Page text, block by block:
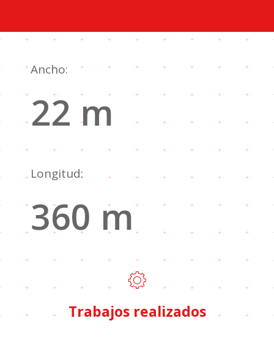
Ancho:
22 m
Longitud:
360 m
Trabajos realizados